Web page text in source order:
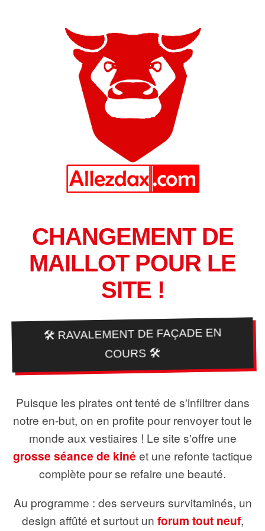
CHANGEMENT DE
MAILLOT POUR LE
SITE !
🛠️ RAVALEMENT DE FAÇADE EN
COURS 🛠️
Puisque les pirates ont tenté de s'infiltrer dans
notre en-but, on en profite pour renvoyer tout le
monde aux vestiaires ! Le site s'offre une
grosse séance de kiné et une refonte tactique
complète pour se refaire une beauté.
Au programme : des serveurs survitaminés, un
design affûté et surtout un forum tout neuf,